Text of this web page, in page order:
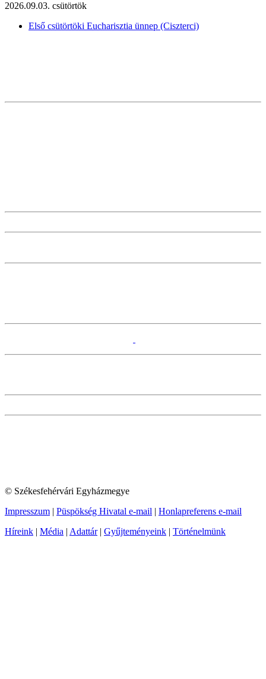
2026.09.03. csütörtök
Első csütörtöki Eucharisztia ünnep (Ciszterci)
© Székesfehérvári Egyházmegye
Impresszum | Püspökség Hivatal e-mail | Honlapreferens e-mail
Híreink | Média | Adattár| Gyűjteményeink | Történelmünk